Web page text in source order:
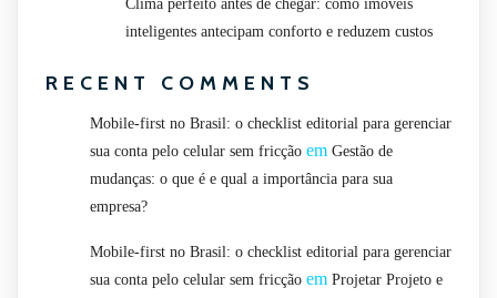
Clima perfeito antes de chegar: como imóveis
inteligentes antecipam conforto e reduzem custos
RECENT COMMENTS
Mobile-first no Brasil: o checklist editorial para gerenciar
sua conta pelo celular sem fricção em Gestão de
mudanças: o que é e qual a importância para sua
empresa?
Mobile-first no Brasil: o checklist editorial para gerenciar
sua conta pelo celular sem fricção em Projetar Projeto e